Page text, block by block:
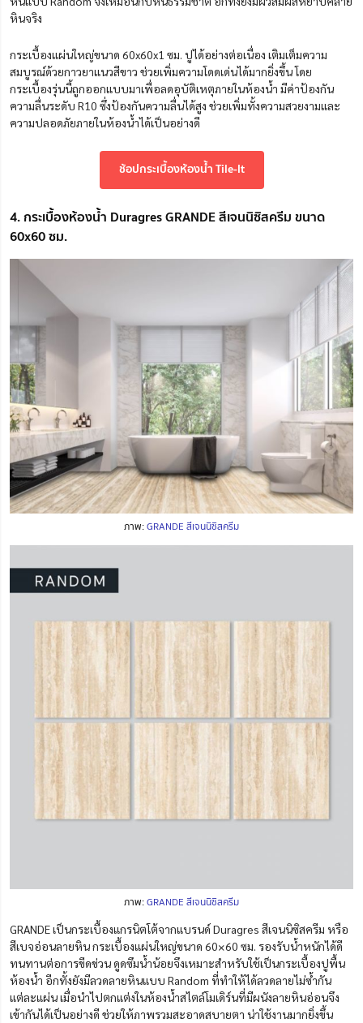
หินจริง
กระเบื้องแผ่นใหญ่ขนาด 60x60x1 ซม. ปูได้อย่างต่อเนื่อง เติมเต็มความ
สมบูรณ์ด้วยกาวยาแนวสีขาว ช่วยเพิ่มความโดดเด่นได้มากยิ่งขึ้น โดย
กระเบื้องรุ่นนี้ถูกออกแบบมาเพื่อลดอุบัติเหตุภายในห้องน้ำ มีค่าป้องกัน
ความลื่นระดับ R10 ซึ่งป้องกันความลื่นได้สูง ช่วยเพิ่มทั้งความสวยงามและ
ความปลอดภัยภายในห้องน้ำได้เป็นอย่างดี
ช้อปกระเบื้องห้องน้ำ Tile-It
4. กระเบื้องห้องน้ำ Duragres GRANDE สีเจนนิซิสครีม ขนาด
60x60 ซม.
ภาพ:GRANDE สีเจนนิซิสครีม
ภาพ:GRANDE สีเจนนิซิสครีม
GRANDE เป็นกระเบื้องแกรนิตโต้จากแบรนด์ Duragres สีเจนนิซิสครีม หรือ
สีเบจอ่อนลายหิน กระเบื้องแผ่นใหญ่ขนาด 60×60 ซม. รองรับน้ำหนักได้ดี
ทนทานต่อการขีดข่วน ดูดซึมน้ำน้อยจึงเหมาะสำหรับใช้เป็นกระเบื้องปูพื้น
ห้องน้ำ อีกทั้งยังมีลวดลายหินแบบ Random ที่ทำให้ได้ลวดลายไม่ซ้ำกัน
แต่ละแผ่น เมื่อนำไปตกแต่งในห้องน้ำสไตล์โมเดิร์นที่มีผนังลายหินอ่อนจึง
เข้ากันได้เป็นอย่างดี ช่วยให้ภาพรวมสะอาดสบายตา น่าใช้งานมากยิ่งขึ้น